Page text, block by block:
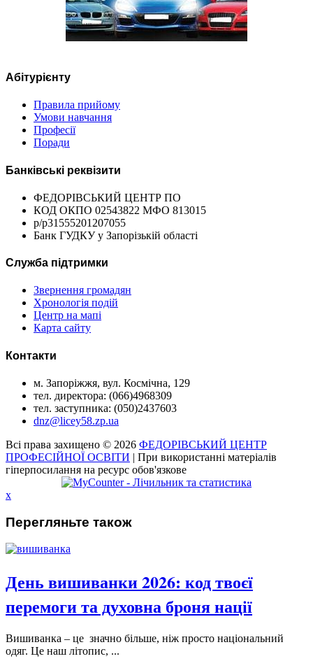
Абітурієнту
Правила прийому
Умови навчання
Професії
Поради
Банківські реквізити
ФЕДОРІВСЬКИЙ ЦЕНТР ПО
КОД ОКПО 02543822 МФО 813015
р/р31555201207055
Банк ГУДКУ у Запорізькій області
Служба підтримки
Звернення громадян
Хронологія подій
Центр на мапі
Карта сайту
Контакти
м. Запоріжжя, вул. Космічна, 129
тел. директора: (066)4968309
тел. заступника: (050)2437603
dnz@licey58.zp.ua
Всі права захищено © 2026 ФЕДОРІВСЬКИЙ ЦЕНТР
ПРОФЕСІЙНОЇ ОСВІТИ | При використанні матеріалів
гіперпосилання на ресурс обов'язкове
x
Перегляньте також
День вишиванки 2026: код твоєї
перемоги та духовна броня нації
Вишиванка – це значно більше, ніж просто національний
одяг. Це наш літопис, ...